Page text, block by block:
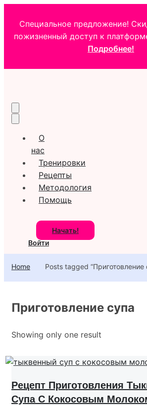
Специальное предложение!
пожизненный доступ к
Подробнее!
О
нас
Тренировки
Рецепты
Методология
Помощь
Начать!
Войти
Home Posts tagged “Приготовление
Приготовление супа
Showing only one result
Рецепт Приготовления
Супа С Кокосовым